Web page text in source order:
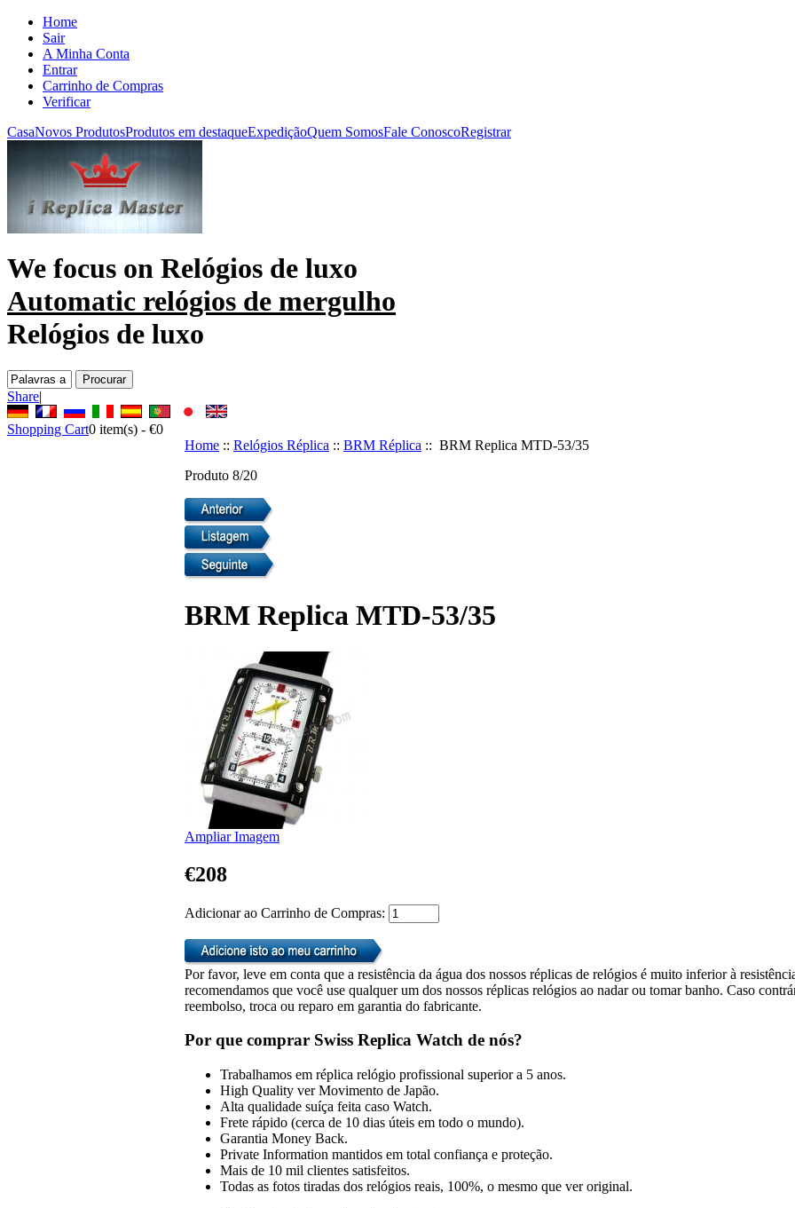
Home
Sair
A Minha Conta
Entrar
Carrinho de Compras
Verificar
CasaNovos ProdutosProdutos em destaqueExpediçãoQuem SomosFale ConoscoRegistrar
We focus on Relógios de luxo
Automatic relógios de mergulho
Relógios de luxo
Share|
Shopping Cart0 item(s) - €0
Home :: Relógios Réplica :: BRM Réplica :: BRM Replica MTD-53/35
Produto 8/20
BRM Replica MTD-53/35
Ampliar Imagem
€208
Adicionar ao Carrinho de Compras:
Por favor, leve em conta que a resistência da água dos nossos réplicas de relógios é muito inferior à
recomendamos que você use qualquer um dos nossos réplicas relógios ao nadar ou tomar banho. Caso
reembolso, troca ou reparo em garantia do fabricante.
Por que comprar Swiss Replica Watch de nós?
Trabalhamos em réplica relógio profissional superior a 5 anos.
High Quality ver Movimento de Japão.
Alta qualidade suíça feita caso Watch.
Frete rápido (cerca de 10 dias úteis em todo o mundo).
Garantia Money Back.
Private Information mantidos em total confiança e proteção.
Mais de 10 mil clientes satisfeitos.
Todas as fotos tiradas dos relógios reais, 100%, o mesmo que ver original.